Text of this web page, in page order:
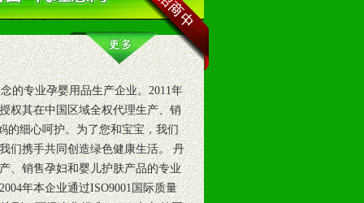
专业孕婴用品生产企业。2011年
权其在中国区域全权代理生产、销
的细心呵护。为了您和宝宝，我们
们携手共同创造绿色健康生活。 丹
、销售孕妇和婴儿护肤产品的专业
年本企业通过ISO9001国际质量